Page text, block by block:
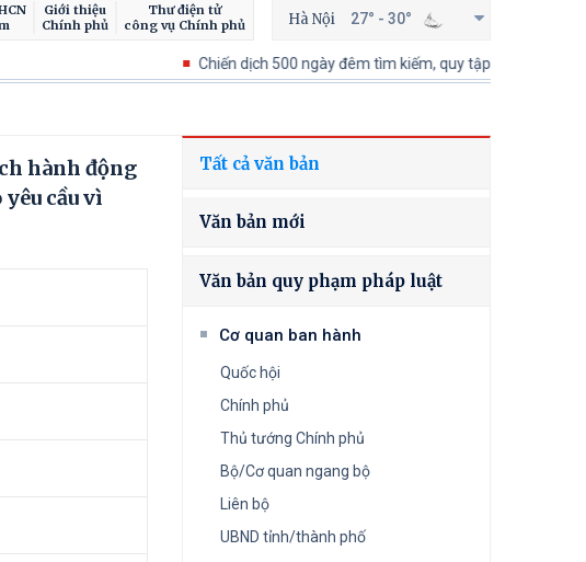
Giới thiệu
Chính phủ
Thư điện tử
công vụ Chính phủ
Hà Nội 27° - 30°
Chiến dịch 500 ngày đêm tìm kiếm, quy tập và xác định danh
hành động
cầu vì
Tất cả văn bản
Văn bản mới
Văn bản quy phạm pháp luật
Cơ quan ban hành
Quốc hội
Chính phủ
Thủ tướng Chính phủ
Bộ/Cơ quan ngang bộ
Liên bộ
UBND tỉnh/thành phố